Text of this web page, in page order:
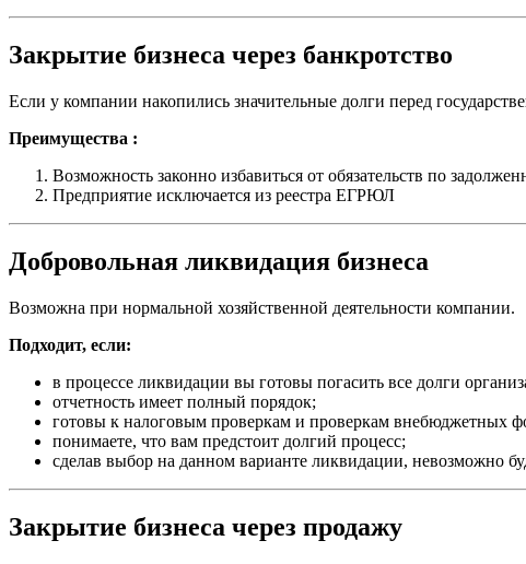
Закрытие бизнеса через банкротство
Если у компании накопились значительные долги перед
Преимущества :
Возможность законно избавиться от обязательств по
Предприятие исключается из реестра ЕГРЮЛ
Добровольная ликвидация бизнеса
Возможна при нормальной хозяйственной деятельности компании.
Подходит, если:
в процессе ликвидации вы готовы погасить все долги
отчетность имеет полный порядок;
готовы к налоговым проверкам и проверкам внебюджетных
понимаете, что вам предстоит долгий процесс;
сделав выбор на данном варианте ликвидации, невозможно
Закрытие бизнеса через продажу